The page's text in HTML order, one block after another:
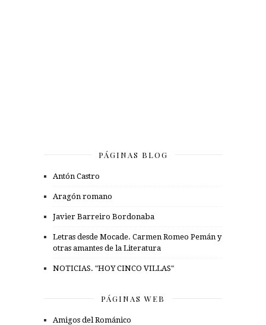
PÁGINAS BLOG
Antón Castro
Aragón romano
Javier Barreiro Bordonaba
Letras desde Mocade. Carmen Romeo Pemán y
otras amantes de la Literatura
NOTICIAS. "HOY CINCO VILLAS"
PÁGINAS WEB
Amigos del Románico